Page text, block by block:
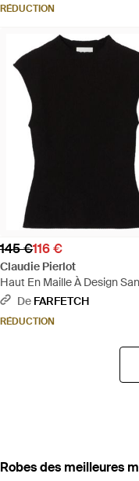
RÉDUCTION
145 €116 €
Claudie Pierlot
Haut En Maille À Design
Manches - Noir
De FARFETCH
RÉDUCTION
‪Robes‬ des meilleures